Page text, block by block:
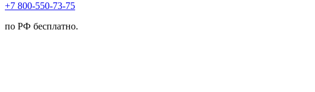
+7 800-550-73-75
по РФ бесплатно.